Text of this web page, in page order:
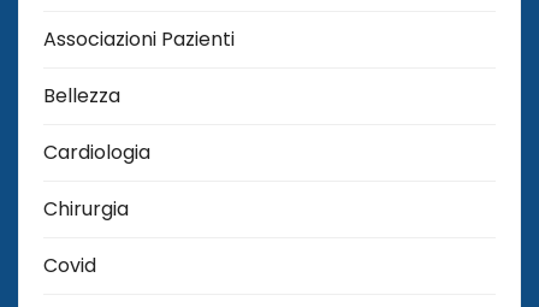
Associazioni Pazienti
Bellezza
Cardiologia
Chirurgia
Covid